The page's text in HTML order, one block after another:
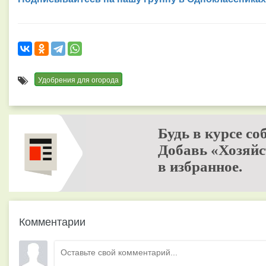
Удобрения для огорода
Будь в курсе
Добавь
в избранное.
Комментарии